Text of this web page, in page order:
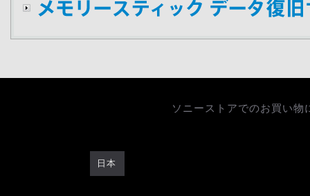
ソニーストアでのお買い物
日本